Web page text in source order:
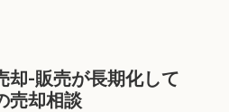
却-販売が長期化して
売却相談